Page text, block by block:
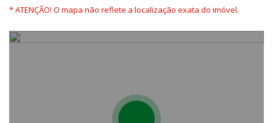
* ATENÇÃO! O mapa não reflete a localização exata do imóvel.